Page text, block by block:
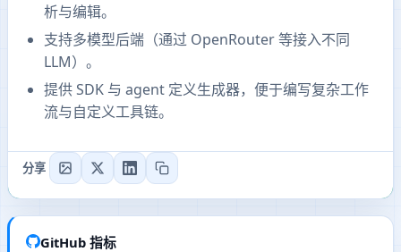
析与编辑。
支持多模型后端（通过 OpenRouter 等接入不同
LLM）。
提供 SDK 与 agent 定义生成器，便于编写复杂工作
流与自定义工具链。
分享
GitHub 指标